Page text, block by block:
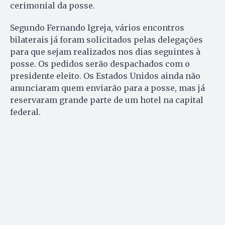
cerimonial da posse.
Segundo Fernando Igreja, vários encontros
bilaterais já foram solicitados pelas delegações
para que sejam realizados nos dias seguintes à
posse. Os pedidos serão despachados com o
presidente eleito. Os Estados Unidos ainda não
anunciaram quem enviarão para a posse, mas já
reservaram grande parte de um hotel na capital
federal.